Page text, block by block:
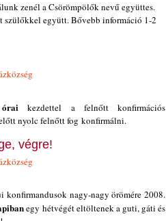
zenél a Csörömpölők nevű együttes.
szülőkkel együtt. Bővebb információ 1-2
kezdettel a felnőtt konfirmációs
nyolc felnőtt fog konfirmálni.
végre!
konfirmandusok nagy-nagy örömére 2008.
egy hétvégét eltöltenek a guti, gáti és